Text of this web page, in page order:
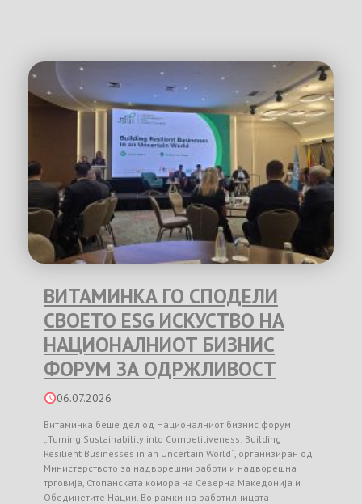
ВИТАМИНКА ГО СПОДЕЛИ
СВОЕТО ESG ИСКУСТВО НА
НАЦИОНАЛНИОТ БИЗНИС
ФОРУМ ЗА ОДРЖЛИВОСТ
06.07.2026
Витаминка беше дел од Националниот бизнис форум
„Turning Sustainability into Competitiveness: Building
Resilient Businesses in an Uncertain World“, организиран од
Министерството за надворешни работи и надворешна
трговија, Стопанската комора на Северна Македонија и
Обединетите Нации. Во рамки на работилницата